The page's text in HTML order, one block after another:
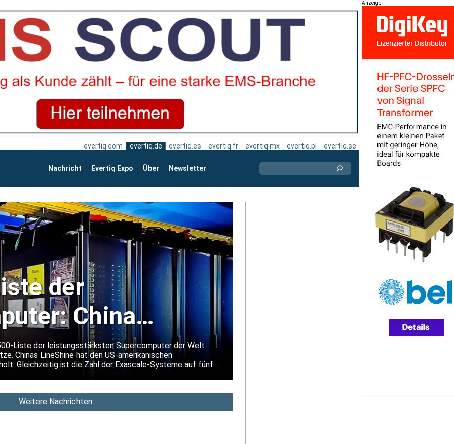
evertiq.com evertiq.de evertiq.es evertiq.fr evertiq.mx evertiq.pl evertiq.se
Nachricht Evertiq Expo Über Newsletter
der
China
die
Europa
sich
Liste der leistungsstärksten Supercomputer der Welt
Chinas LineShine hat den US-amerikanischen
Gleichzeitig ist die Zahl der Exascale-Systeme auf fünf
Weitere Nachrichten
Anzeige